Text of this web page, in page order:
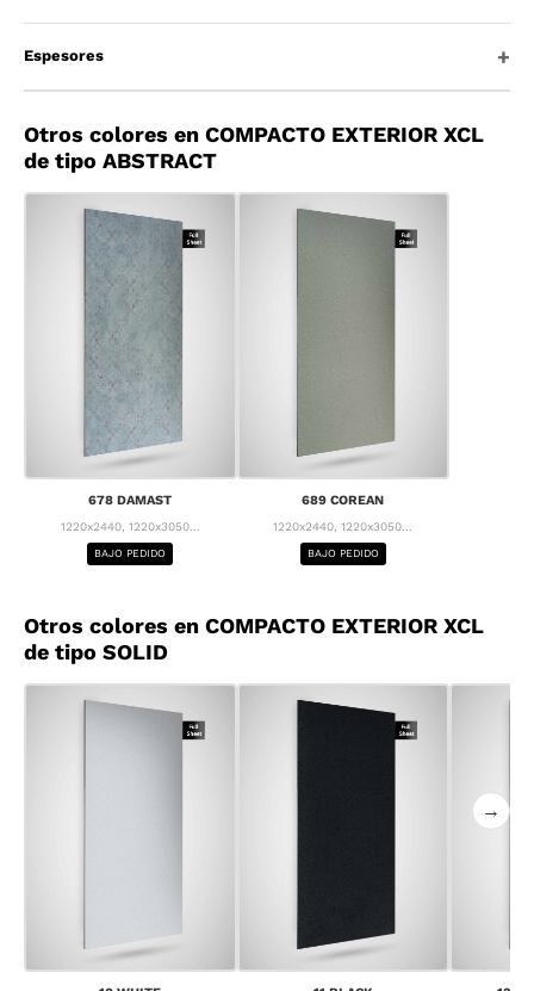
Espesores
Otros colores en COMPACTO EXTERIOR XCL
de tipo ABSTRACT
678 DAMAST
1220x2440, 1220x3050...
BAJO PEDIDO
689 COREAN
1220x2440, 1220x3050...
BAJO PEDIDO
Otros colores en COMPACTO EXTERIOR XCL
de tipo SOLID
→